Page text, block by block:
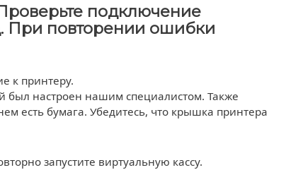
подключение
При повторении ошибки
к принтеру.
был настроен нашим специалистом. Также
есть бумага. Убедитесь, что крышка принтера
запустите виртуальную кассу.